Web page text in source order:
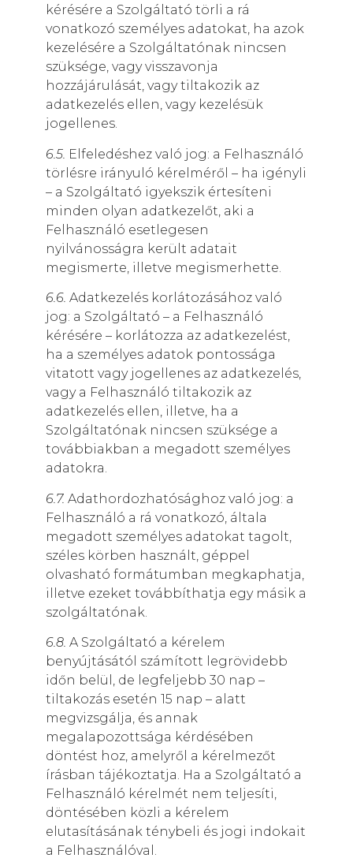
kérésére a Szolgáltató törli a rá
vonatkozó személyes adatokat, ha azok
kezelésére a Szolgáltatónak nincsen
szüksége, vagy visszavonja
hozzájárulását, vagy tiltakozik az
adatkezelés ellen, vagy kezelésük
jogellenes.
6.5. Elfeledéshez való jog: a Felhasználó
törlésre irányuló kérelméről – ha igényli
– a Szolgáltató igyekszik értesíteni
minden olyan adatkezelőt, aki a
Felhasználó esetlegesen
nyilvánosságra került adatait
megismerte, illetve megismerhette.
6.6. Adatkezelés korlátozásához való
jog: a Szolgáltató – a Felhasználó
kérésére – korlátozza az adatkezelést,
ha a személyes adatok pontossága
vitatott vagy jogellenes az adatkezelés,
vagy a Felhasználó tiltakozik az
adatkezelés ellen, illetve, ha a
Szolgáltatónak nincsen szüksége a
továbbiakban a megadott személyes
adatokra.
6.7. Adathordozhatósághoz való jog: a
Felhasználó a rá vonatkozó, általa
megadott személyes adatokat tagolt,
széles körben használt, géppel
olvasható formátumban megkaphatja,
illetve ezeket továbbíthatja egy másik a
szolgáltatónak.
6.8. A Szolgáltató a kérelem
benyújtásától számított legrövidebb
időn belül, de legfeljebb 30 nap –
tiltakozás esetén 15 nap – alatt
megvizsgálja, és annak
megalapozottsága kérdésében
döntést hoz, amelyről a kérelmezőt
írásban tájékoztatja. Ha a Szolgáltató a
Felhasználó kérelmét nem teljesíti,
döntésében közli a kérelem
elutasításának ténybeli és jogi indokait
a Felhasználóval.